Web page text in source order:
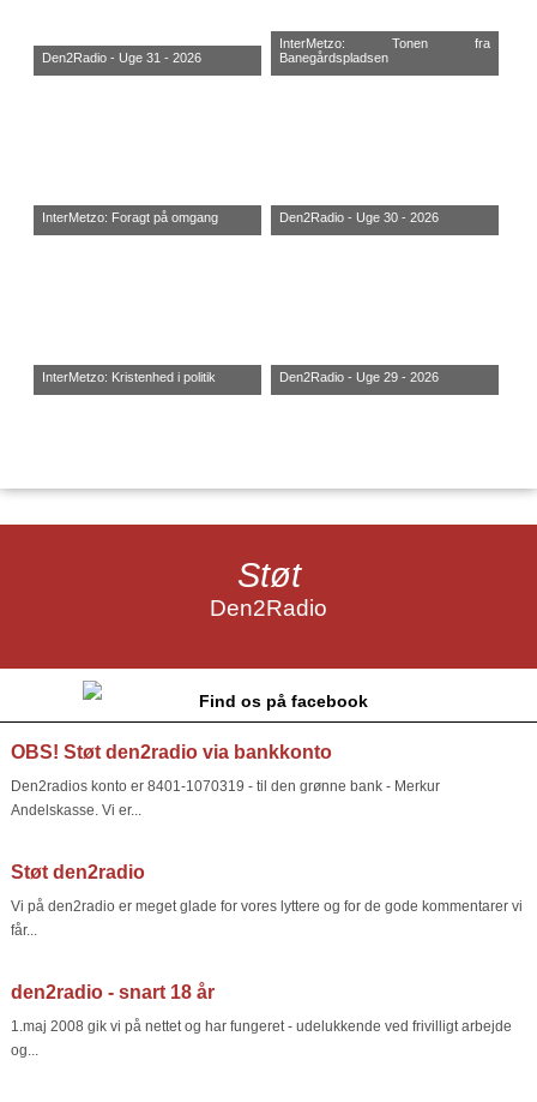
Den2Radio - Uge 31 - 2026
InterMetzo: Tonen fra
Banegårdspladsen
InterMetzo: Foragt på omgang Den2Radio - Uge 30 - 2026
InterMetzo: Kristenhed i politik Den2Radio - Uge 29 - 2026
Støt
Den2Radio
Find os på facebook
OBS! Støt den2radio via bankkonto
Den2radios konto er 8401-1070319 - til den grønne bank - Merkur
Andelskasse. Vi er...
Støt den2radio
Vi på den2radio er meget glade for vores lyttere og for de gode kommentarer vi
får...
den2radio - snart 18 år
1.maj 2008 gik vi på nettet og har fungeret - udelukkende ved frivilligt arbejde
og...